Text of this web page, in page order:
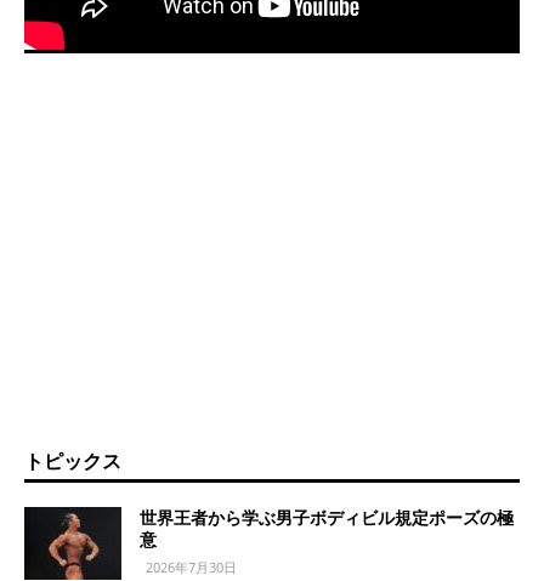
トピックス
世界王者から学ぶ男子ボディビル規定ポーズの極
意
2026年7月30日